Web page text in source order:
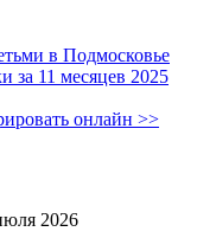
в Подмосковье
за 11 месяцев 2025
онлайн >>
2026